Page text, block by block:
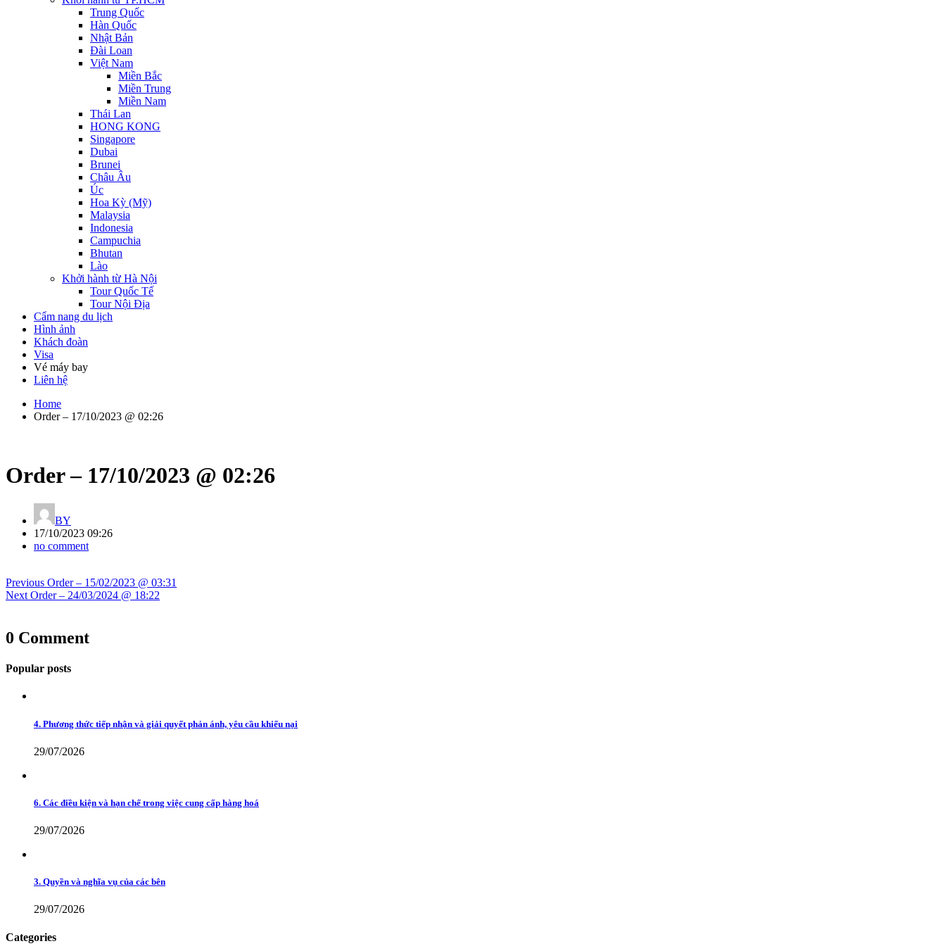
Trung Quốc
Hàn Quốc
Nhật Bản
Đài Loan
Việt Nam
Miền Bắc
Miền Trung
Miền Nam
Thái Lan
HONG KONG
Singapore
Dubai
Brunei
Châu Âu
Úc
Hoa Kỳ (Mỹ)
Malaysia
Indonesia
Campuchia
Bhutan
Lào
Khởi hành từ Hà Nội
Tour Quốc Tế
Tour Nội Địa
Cẩm nang du lịch
Hình ảnh
Khách đoàn
Visa
Vé máy bay
Liên hệ
Home
Order – 17/10/2023 @ 02:26
Order – 17/10/2023 @ 02:26
BY
17/10/2023 09:26
no comment
hướng
viết
Previous Previous
post:
Order – 15/02/2023 @ 03:31
Next Next
Order – 24/03/2024 @ 18:22
0 Comment
Popular posts
4. Phương thức tiếp nhận và giải quyết phản ánh, yêu cầu khiếu nại
29/07/2026
6. Các điều kiện và hạn chế trong việc cung cấp hàng hoá
29/07/2026
3. Quyền và nghĩa vụ của các bên
29/07/2026
Categories